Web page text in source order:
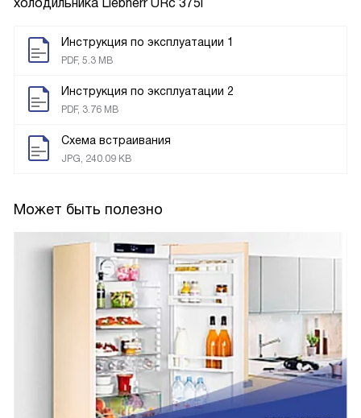
холодильника Liebherr URc 375i
Инструкция по эксплуатации 1
PDF, 5.3 MB
Инструкция по эксплуатации 2
PDF, 3.76 MB
Схема встраивания
JPG, 240.09 KB
Может быть полезно